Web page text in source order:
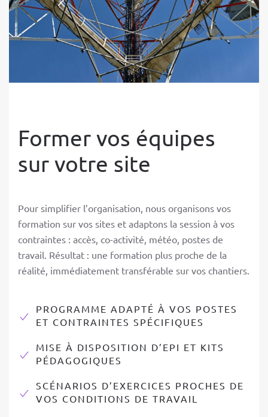
Former vos équipes
sur votre site
Pour simplifier l’organisation, nous organisons vos
formation sur vos sites et adaptons la session à vos
contraintes : accès, co-activité, météo, postes de
travail. Résultat : une formation plus proche de la
réalité, immédiatement transférable sur vos chantiers.
PROGRAMME ADAPTÉ À VOS POSTES
ET CONTRAINTES SPÉCIFIQUES
MISE À DISPOSITION D’EPI ET KITS
PÉDAGOGIQUES
SCÉNARIOS D’EXERCICES PROCHES DE
VOS CONDITIONS DE TRAVAIL